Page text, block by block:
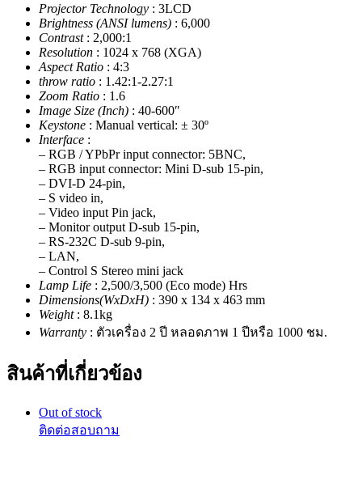
Projector Technology : 3LCD
Brightness (ANSI lumens) : 6,000
Contrast: 2,000:1
Resolution : 1024 x 768 (XGA)
Aspect Ratio : 4:3
throw ratio : 1.42:1-2.27:1
Zoom Ratio : 1.6
Image Size (Inch) : 40-600″
Keystone : Manual vertical: ± 30º
Interface :
– RGB / YPbPr input connector: 5BNC,
– RGB input connector: Mini D-sub 15-pin,
– DVI-D 24-pin,
– S video in,
– Video input Pin jack,
– Monitor output D-sub 15-pin,
– RS-232C D-sub 9-pin,
– LAN,
– Control S Stereo mini jack
Lamp Life : 2,500/3,500 (Eco mode) Hrs
Dimensions(WxDxH) : 390 x 134 x 463 mm
Weight: 8.1kg
Warranty : ตัวเครื่อง 2 ปี หลอดภาพ 1 ปีหรือ 1000 ชม.
สินค้าที่เกี่ยวข้อง
Out of stock